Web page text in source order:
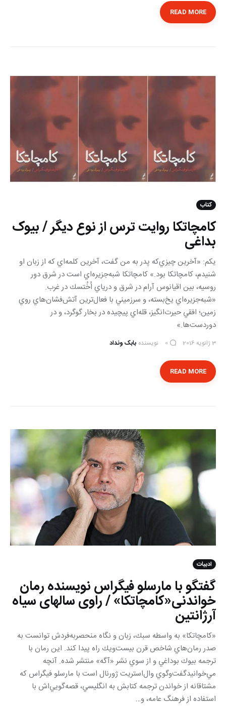
READ MORE
کتاب
كامچاتكا روايت ترس از نوع ديگر / بیوک
بداغی
یکم:‌ «آخرين چيزي‌كه پدر به من گفت، آخرين كلمه‌اي كه از زبان او
شنيدم، كامچاتكا بود.» كامچاتكا شبه‌جزيره‌اي است در شرق دور
روسيه، بين اقيانوس آرام در شرق و درياي اُخُتسك در غرب.
«شبه‌جزيره‌اي يخ‌بسته، و سرزميني با فعال‌ترين آتش‌فشان‌هاي روي
زمين؛ افقي حيرت‌انگيز، قله‌اي پيچيده در بخار گوگرد، و در
دوردست‌ها.»
3 ژانویه 2016 0 نویسنده بابک ونداد
READ MORE
ادبیات
گفتگو با مارسلو فيگراس نویسنده رمان
خواندنی«كامچاتكا» / راوی سالهای سیاه
آرژانتین
«كامچاتكا» به واسطه سبك، زبان و نگاه منحصربه‌فردش توانست به
صدر رمان‌هاي شاخص قرن بيست‌ويك راه پيدا كند. اين رمان با
ترجمه بيوك بوداغي و از سوي نشر «آگه» منتشر شده. آنچه
مي‌خوانيدگفت‌وگوي وال‌استريت ژورنال است با مارسلو فيگراس كه
مشتاقانه از خواندن ترجمه‌ كتابش به انگليسي، قصه‌گويي‌اش با
استفاده از فرهنگ عامه، و…